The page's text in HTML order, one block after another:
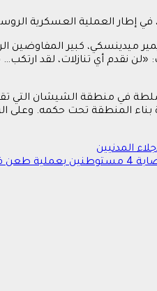
في إطار العملية العسكرية
ميدينسكي، كبير
نقدم أي تنازلات، لقد
في منطقة الشيشان التي
المنطقة تحت حكمه. وعلى
المدنيين